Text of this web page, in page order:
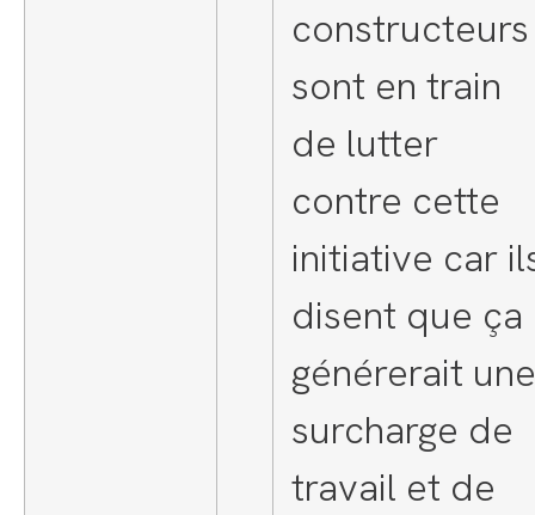
constructeurs
sont en train
de lutter
contre cette
initiative car
disent que ça
générerait une
surcharge de
travail et de